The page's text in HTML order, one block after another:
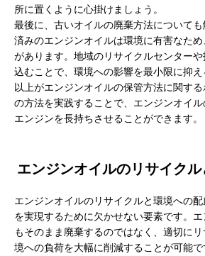
所に置くように心掛けましょう。
最後に、古いオイルの廃棄方法について
済みのエンジンオイルは環境に有害なた
があります。地域のリサイクルセンター
込むことで、環境への影響を最小限に抑え
以上がエンジンオイルの保管方法に関す
の方法を実践することで、エンジンオイ
エンジンを長持ちさせることができます。
エンジンオイルのリサイク
エンジンオイルのリサイクルと環境への
を実現するために欠かせない要素です。
もそのまま廃棄するのではなく、適切に
境への負荷を大幅に削減することが可能